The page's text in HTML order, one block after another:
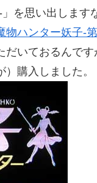
を思い出します
物ハンター妖子-
だいておるんで
購入しました。